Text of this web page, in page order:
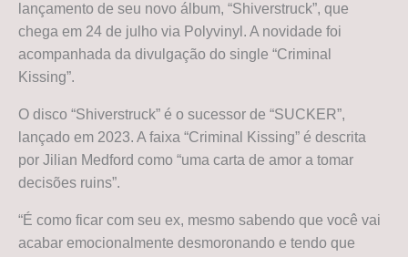
lançamento de seu novo álbum, “Shiverstruck”, que
chega em 24 de julho via Polyvinyl. A novidade foi
acompanhada da divulgação do single “Criminal
Kissing”.
O disco “Shiverstruck” é o sucessor de “SUCKER”,
lançado em 2023. A faixa “Criminal Kissing” é descrita
por Jilian Medford como “uma carta de amor a tomar
decisões ruins”.
“É como ficar com seu ex, mesmo sabendo que você vai
acabar emocionalmente desmoronando e tendo que